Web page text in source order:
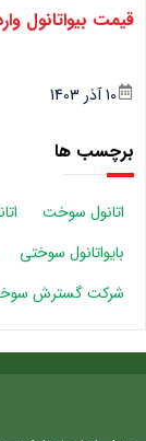
قیمت بیواتانول
10 آذر 1403
برچسب ها
اتانول سوخت
بایواتانول سوختی
شرکت گسترش